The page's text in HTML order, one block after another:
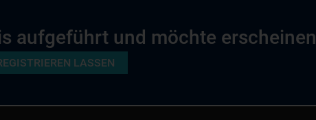
aufgeführt und möchte erscheinen
LASSEN